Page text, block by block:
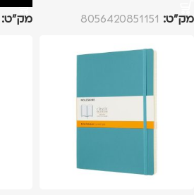
מק”ט: 8056420851151 מק”ט: